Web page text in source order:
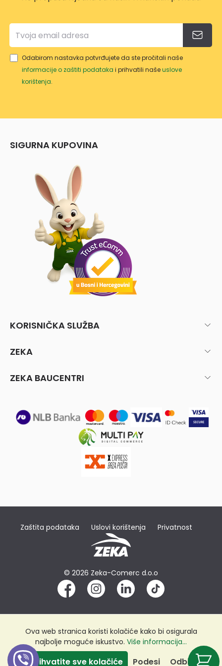
Odabirom nastavka potvrđujete da ste pročitali naše
informacije o zaštiti podataka i prihvatili našeuslove
korištenja.
SIGURNA KUPOVINA
KORISNIČKA SLUŽBA
ZEKA
ZEKA BAUCENTRI
Zaštita podataka Uslovi korištenja Privatnost
© 2026 Zeka-Comerc d.o.o
Ova web stranica koristi kolačiće kako bi osigurala
najbolje moguće iskustvo. Više informacija...
Odbij
Podesi
Prihvatite sve kolačiće